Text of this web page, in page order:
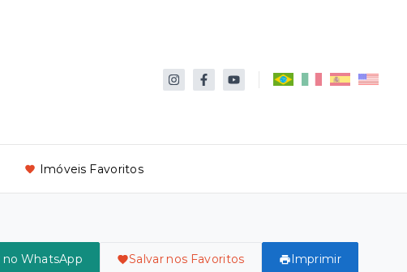
Imóveis Favoritos
WhatsApp Salvar nos Favoritos Imprimir